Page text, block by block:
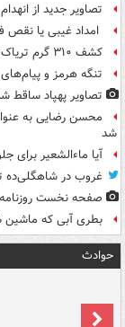
تصاویر جدید از
امداد غیبی یا نقص
کشف ۳۱۰ گرم تریاک از معده مسافر اتوبوس در قاینات
تنگه هرمز و پیام‌های
تصاویر پهپاد ساقط
محسن رضایی به
شد
آیا ماءالشعیر برای
غروب در شاهگلی‌ده
صفحه نخست روزنامه‌های
بطری آبی که
حوادث